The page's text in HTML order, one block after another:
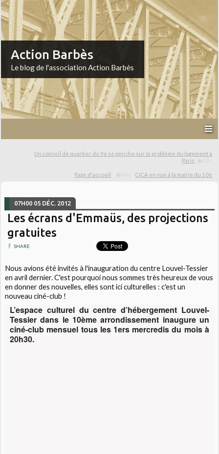
Action Barbès
Le blog de l'association Action Barbès
Un conseil de quartier du 9e se penche sur le problème du logement à
Paris
Page d'accueil CICA en vue à la mairie du 10e
07H00 05 DÉC. 2012
Les écrans d'Emmaüs, des projections
gratuites
SHARE
Nous avions été invités à l'inauguration du centre Louvel-Tessier
en avril dernier. C'est pourquoi nous sommes très heureux de vous
en donner des nouvelles, elles sont ici culturelles : c'est un
nouveau ciné-club !
L’espace culturel du centre d’hébergement Louvel-
Tessier dans le 10ème arrondissement inaugure un
ciné-club mensuel tous les 1ers mercredis du mois à
20h30.